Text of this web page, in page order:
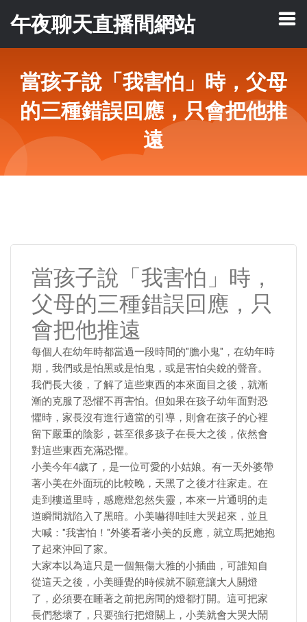
午夜聊天直播間網站
當孩子說「我害怕」時，父母
的三種錯誤回應，只會把他推
遠
當孩子說「我害怕」時，
父母的三種錯誤回應，只
會把他推遠
每個人在幼年時都當過一段時間的"膽小鬼"，在幼年時
期，我們或是怕黑或是怕鬼，或是害怕尖銳的聲音。
我們長大後，了解了這些東西的本來面目之後，就漸
漸的克服了恐懼不再害怕。但如果在孩子幼年面對恐
懼時，家長沒有進行適當的引導，則會在孩子的心裡
留下嚴重的陰影，甚至很多孩子在長大之後，依然會
對這些東西充滿恐懼。
小美今年4歲了，是一位可愛的小姑娘。有一天外婆帶
著小美在外面玩的比較晚，天黑了之後才往家走。在
走到樓道里時，感應燈忽然失靈，本來一片通明的走
道瞬間就陷入了黑暗。小美嚇得哇哇大哭起來，並且
大喊："我害怕！"外婆看著小美的反應，就立馬把她抱
了起來沖回了家。
大家本以為這只是一個無傷大雅的小插曲，可誰知自
從這天之後，小美睡覺的時候就不願意讓大人關燈
了，必須要在睡著之前把房間的燈都打開。這可把家
長們愁壞了，只要強行把燈關上，小美就會大哭大鬧